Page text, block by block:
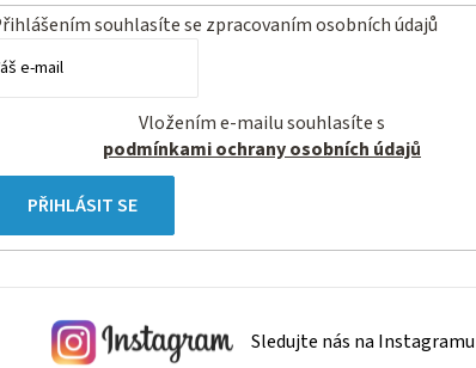
souhlasíte se zpracovaním osobních údajů
podmínkami ochrany osobních údajů
PŘIHLÁSIT SE
Sledujte nás na Instagramu